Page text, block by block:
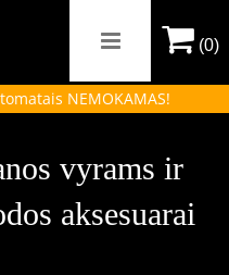
(0)
NEMOKAMAS!
vyrams ir
aksesuarai